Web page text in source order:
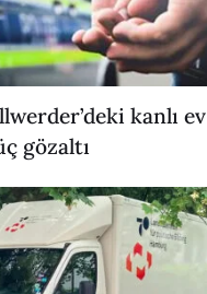
kanlı ev
gözaltı